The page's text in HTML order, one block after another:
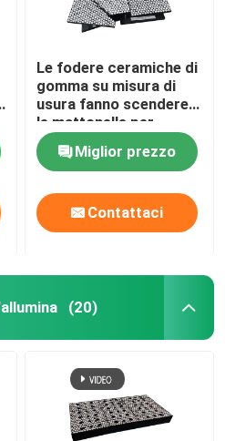
Le fodere ceramiche di
gomma su misura di
usura fanno scendere
le mattonelle per
mezzo di uno scivolo
ceramiche di usura
Miglior prezzo
Contattaci
(20)